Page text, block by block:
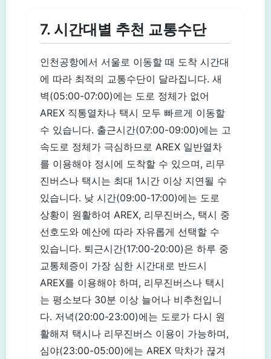
7. 시간대별 추천 교통수단
인천공항에서 서울로 이동할 때 도착 시간대
에 따라 최적의 교통수단이 달라집니다. 새
벽(05:00-07:00)에는 도로 정체가 없어
AREX 직통열차나 택시 모두 빠르게 이동할
수 있습니다. 출근시간(07:00-09:00)에는 고
속도로 정체가 극심하므로 AREX 일반열차
를 이용해야 정시에 도착할 수 있으며, 리무
진버스나 택시는 최대 1시간 이상 지연될 수
있습니다. 낮 시간(09:00-17:00)에는 도로
상황이 원활하여 AREX, 리무진버스, 택시 중
선호도와 예산에 따라 자유롭게 선택할 수
있습니다. 퇴근시간(17:00-20:00)은 하루 중
교통체증이 가장 심한 시간대로 반드시
AREX를 이용해야 하며, 리무진버스나 택시
는 평소보다 30분 이상 늘어나 비추천입니
다. 저녁(20:00-23:00)에는 도로가 다시 원
활해져 택시나 리무진버스 이용이 가능하며,
심야(23:00-05:00)에는 AREX 막차가 끊겨